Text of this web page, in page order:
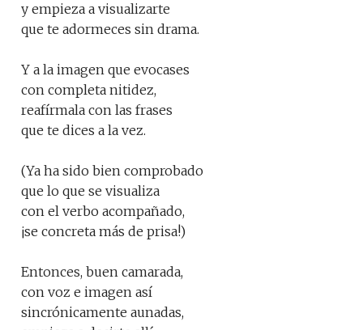
y empieza a visualizarte
que te adormeces sin drama.
Y a la imagen que evocases
con completa nitidez,
reafírmala con las frases
que te dices a la vez.
(Ya ha sido bien comprobado
que lo que se visualiza
con el verbo acompañado,
¡se concreta más de prisa!)
Entonces, buen camarada,
con voz e imagen así
sincrónicamente aunadas,